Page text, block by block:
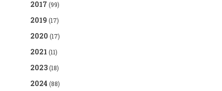
2017 (99)
2019 (17)
2020 (17)
2021 (11)
2023(18)
2024 (88)